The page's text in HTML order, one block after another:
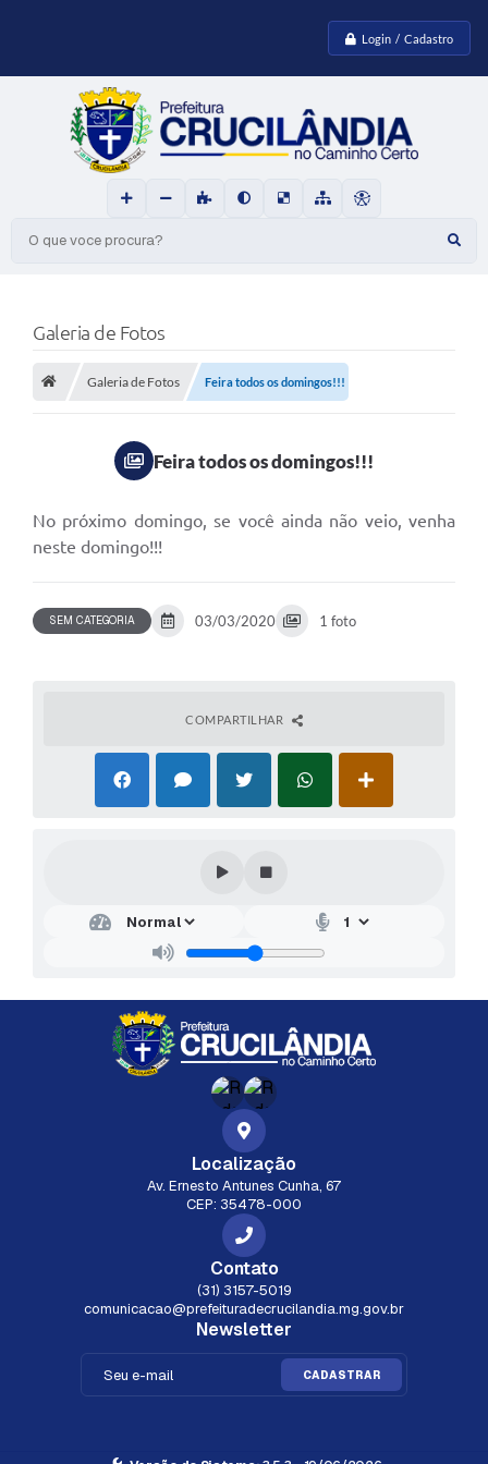
Login / Cadastro
O que voce procura?
Galeria de Fotos
Galeria de Fotos Feira todos os domingos!!!
Feira todos os domingos!!!
No próximo domingo, se você ainda não veio, venha
neste domingo!!!
SEM CATEGORIA 03/03/2020 1 foto
COMPARTILHAR
Localização
Av. Ernesto Antunes Cunha, 67
CEP: 35478-000
Contato
(31) 3157-5019
comunicacao@prefeituradecrucilandia.mg.gov.br
Newsletter
CADASTRAR